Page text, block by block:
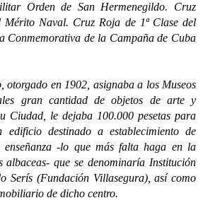
Orden de San Hermenegildo. Cruz
Mérito Naval. Cruz Roja de 1ª Clase del
Conmemorativa de la Campaña de Cuba
en 1902, asignaba a los Museos
gran cantidad de objetos de arte y
Ciudad, le dejaba 100.000 pesetas para
edificio destinado a establecimiento de
-lo que más falta haga en la
que se denominaría Institución
Serís (Fundación Villasegura), así como
de dicho centro.